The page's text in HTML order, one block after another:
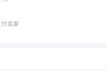
卖家